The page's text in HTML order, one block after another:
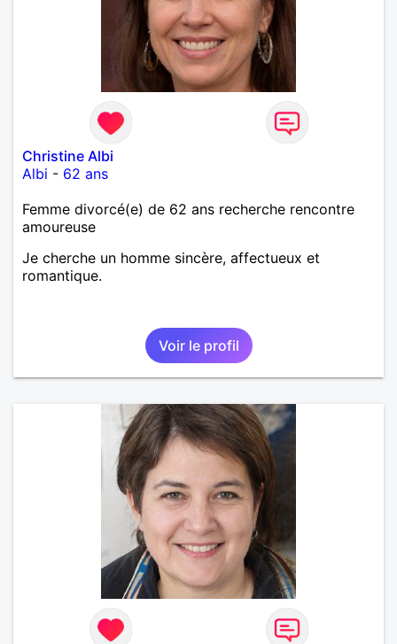
Christine Albi
Albi - 62 ans
Femme divorcé(e) de 62 ans recherche rencontre
amoureuse
Je cherche un homme sincère, affectueux et
romantique.
Voir le profil